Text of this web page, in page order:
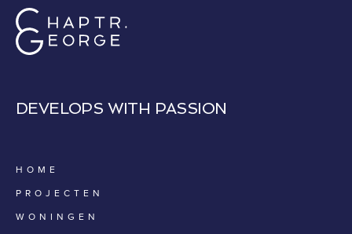
DEVELOPS WITH PASSION
HOME
PROJECTEN
WONINGEN